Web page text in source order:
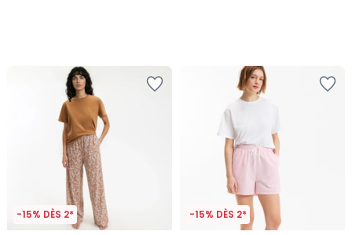
-15% DÈS 2* -15% DÈS 2*